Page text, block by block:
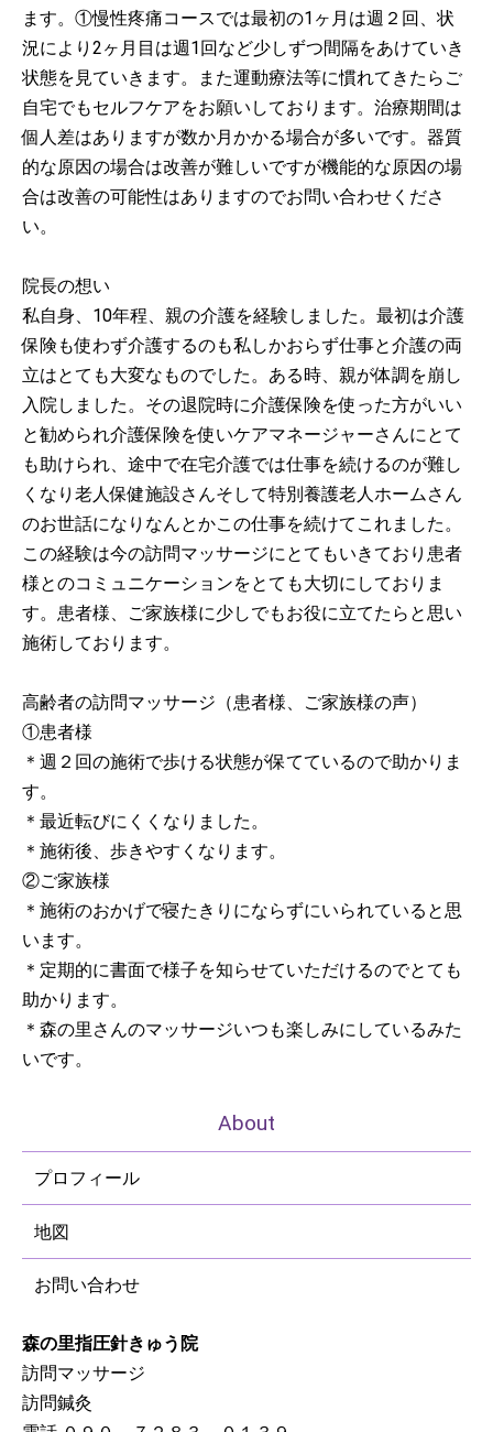
ます。①慢性疼痛コースでは最初の1ヶ月は週２回、状
況により2ヶ月目は週1回など少しずつ間隔をあけていき
状態を見ていきます。また運動療法等に慣れてきたらご
自宅でもセルフケアをお願いしております。治療期間は
個人差はありますが数か月かかる場合が多いです。器質
的な原因の場合は改善が難しいですが機能的な原因の場
合は改善の可能性はありますのでお問い合わせくださ
い。
院長の想い
私自身、10年程、親の介護を経験しました。最初は介護
保険も使わず介護するのも私しかおらず仕事と介護の両
立はとても大変なものでした。ある時、親が体調を崩し
入院しました。その退院時に介護保険を使った方がいい
と勧められ介護保険を使いケアマネージャーさんにとて
も助けられ、途中で在宅介護では仕事を続けるのが難し
くなり老人保健施設さんそして特別養護老人ホームさん
のお世話になりなんとかこの仕事を続けてこれました。
この経験は今の訪問マッサージにとてもいきており患者
様とのコミュニケーションをとても大切にしておりま
す。患者様、ご家族様に少しでもお役に立てたらと思い
施術しております。
高齢者の訪問マッサージ（患者様、ご家族様の声）
①患者様
＊週２回の施術で歩ける状態が保てているので助かりま
す。
＊最近転びにくくなりました。
＊施術後、歩きやすくなります。
②ご家族様
＊施術のおかげで寝たきりにならずにいられていると思
います。
＊定期的に書面で様子を知らせていただけるのでとても
助かります。
＊森の里さんのマッサージいつも楽しみにしているみた
いです。
About
プロフィール
地図
お問い合わせ
森の里指圧針きゅう院
訪問マッサージ
訪問鍼灸